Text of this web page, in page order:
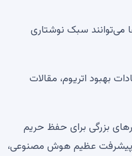
می‌توانند سبک نوشتاری
بهبود اتریوم، مقالات
بزرگی برای حفظ حریم
پیشرفت عظیم هوش مصنوعی،